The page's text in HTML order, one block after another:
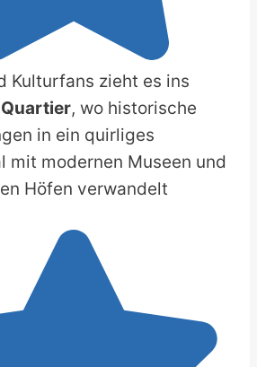
Kulturfans zieht es ins
, wo historische
in ein quirliges
mit modernen Museen und
Höfen verwandelt